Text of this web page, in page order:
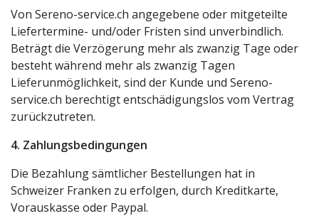
Von Sereno-service.ch angegebene oder mitgeteilte
Liefertermine- und/oder Fristen sind unverbindlich.
Beträgt die Verzögerung mehr als zwanzig Tage oder
besteht während mehr als zwanzig Tagen
Lieferunmöglichkeit, sind der Kunde und Sereno-
service.ch berechtigt entschädigungslos vom Vertrag
zurückzutreten.
4. Zahlungsbedingungen
Die Bezahlung sämtlicher Bestellungen hat in
Schweizer Franken zu erfolgen, durch Kreditkarte,
Vorauskasse oder Paypal.